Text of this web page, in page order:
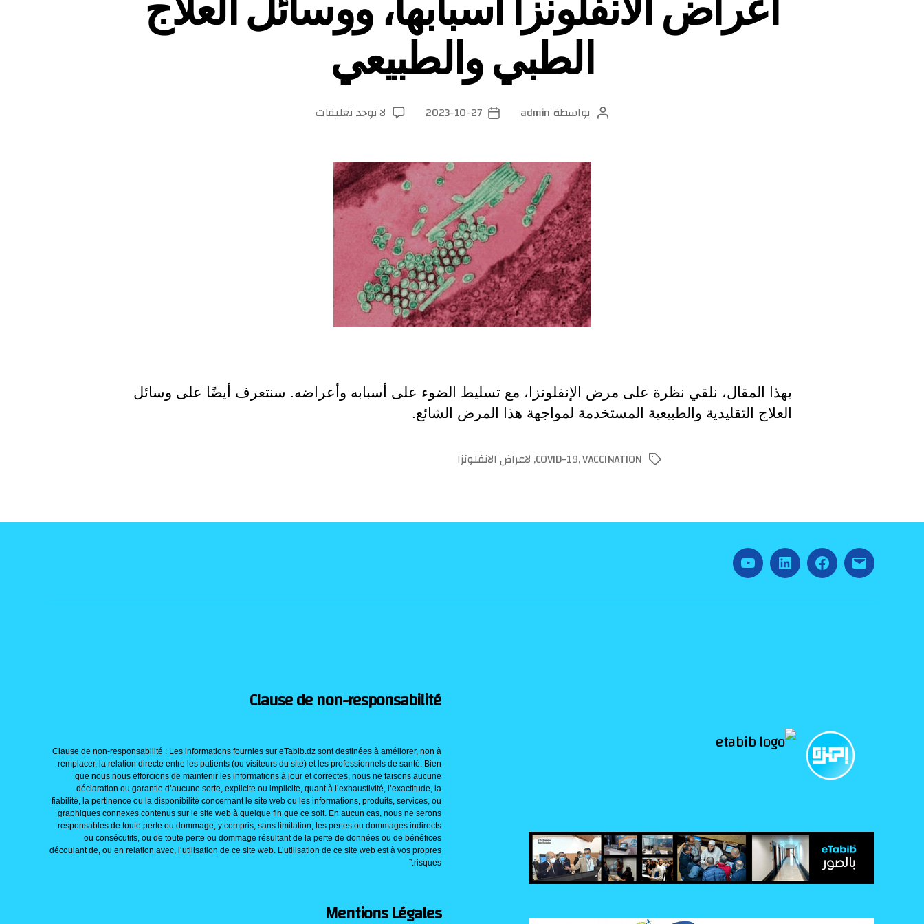
الطبي والطبيعي
كاتببواسطة admin
تاريخ2023-10-27 لا توجد تعليقاتعلى
بهذا المقال، نلقي نظرة على مرض الإنفلونزا، مع تسليط الضوء على أسبابه وأعراضه. سنتعرف أيضًا على وسائل
العلاج التقليدية والطبيعية المستخدمة لمواجهة هذا المرض الشائع.
الوسوم COVID-19,VACCINATION
, لاعراض الانفلونزا
Email
Facebook
Linked
YouTube
Clause de non-responsabilité
Clause de non-responsabilité : Les informations fournies sur eTabib.dz sont destinées à améliorer, non à
remplacer, la relation directe entre les patients (ou visiteurs du site) et les professionnels de santé. Bien
que nous nous efforcions de maintenir les informations à jour et correctes, nous ne faisons aucune
déclaration ou garantie d’aucune sorte, explicite ou implicite, quant à l’exhaustivité, l’exactitude, la
fiabilité, la pertinence ou la disponibilité concernant le site web ou les informations, produits, services, ou
graphiques connexes contenus sur le site web à quelque fin que ce soit. En aucun cas, nous ne serons
responsables de toute perte ou dommage, y compris, sans limitation, les pertes ou dommages indirects
ou consécutifs, ou de toute perte ou dommage résultant de la perte de données ou de bénéfices
découlant de, ou en relation avec, l’utilisation de ce site web. L’utilisation de ce site web est à vos propres
risques.”
Mentions Légales